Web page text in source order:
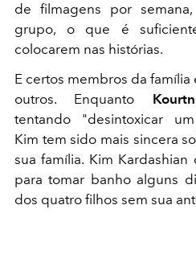
de filmagens por
grupo, o que é
colocarem nas histórias.
E certos membros da
outros. Enquanto
tentando "desintoxicar
Kim tem sido mais sincera
sua família. Kim
para tomar banho alguns
dos quatro filhos sem sua